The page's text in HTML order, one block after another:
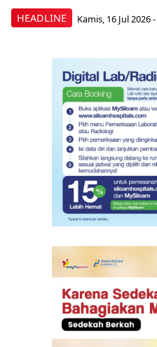
HEADLINE Kamis, 16 Jul 2026